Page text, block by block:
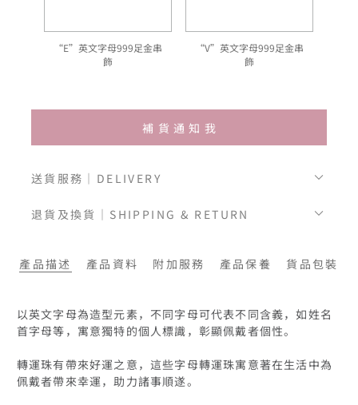
“E”英文字母999足金串
飾
“V”英文字母999足金串
飾
補貨通知我
送貨服務｜DELIVERY
退貨及換貨｜SHIPPING & RETURN
產品描述 產品資料 附加服務 產品保養 貨品包裝
以英文字母為造型元素，不同字母可代表不同含義，如姓名
首字母等，寓意獨特的個人標識，彰顯佩戴者個性。
轉運珠有帶來好運之意，這些字母轉運珠寓意著在生活中為